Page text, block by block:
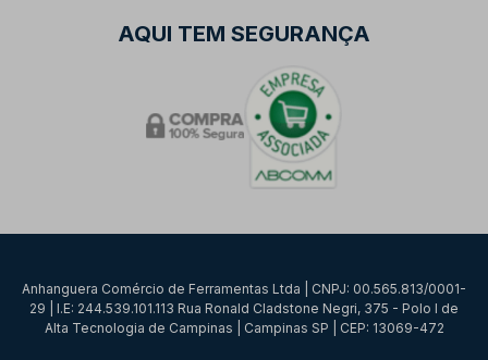
AQUI TEM SEGURANÇA
Anhanguera Comércio de Ferramentas Ltda | CNPJ: 00.565.813/0001-
29 | I.E: 244.539.101.113 Rua Ronald Cladstone Negri, 375 - Polo I de
Alta Tecnologia de Campinas | Campinas SP | CEP: 13069-472